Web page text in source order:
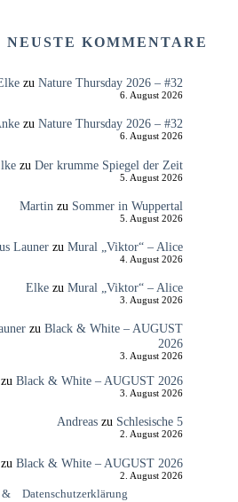
NEUSTE KOMMENTARE
zu Nature Thursday 2026 – #32
6. August 2026
zu Nature Thursday 2026 – #32
6. August 2026
zu Der krumme Spiegel der Zeit
5. August 2026
Martin zu Sommer in Wuppertal
5. August 2026
Launerzu Mural „Viktor“ – Alice
4. August 2026
Elkezu Mural „Viktor“ – Alice
3. August 2026
zu Black & White – AUGUST
2026
3. August 2026
Black & White – AUGUST 2026
3. August 2026
Andreaszu Schlesische 5
2. August 2026
Black & White – AUGUST 2026
2. August 2026
& Datenschutzerklärung